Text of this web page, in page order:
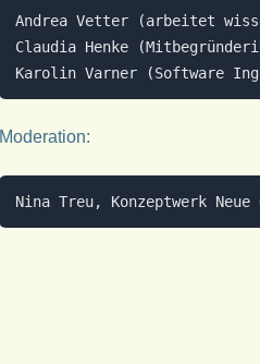
Andrea Vetter (arbeitet
Claudia Henke
Moderation: